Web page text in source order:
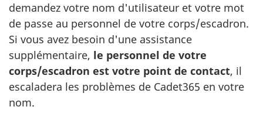
demandez votre nom d'utilisateur et votre mot
de passe au personnel de votre corps/escadron.
Si vous avez besoin d'une assistance
supplémentaire, le personnel de votre
corps/escadron est votre point de contact, il
escaladera les problèmes de Cadet365 en votre
nom.